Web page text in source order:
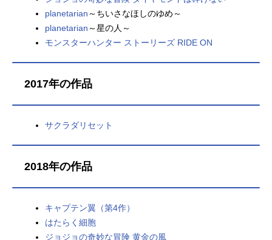
planetarian ～ちいさなほしのゆめ～
planetarian ～星の人～
モンスターハンター ストーリーズ RIDE ON
2017年の作品
サクラダリセット
2018年の作品
キャプテン翼（第4作）
はたらく細胞
ジョジョの奇妙な冒険 黄金の風